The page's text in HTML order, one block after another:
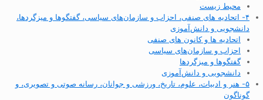
محیط زیست
۴- اتحادیه های صنفی، احزاب و سازمان‌های سیاسی، گفتگوها و میزگردها،
دانشجویی و دانش‌آموزی
اتحادیه ها و کانون های صنفی
احزاب و سازمان‌های سیاسی
گفتگوها و میزگردها
دانشجویی و دانش‌آموزی
۵- هنر و ادبیات، علوم، تاریخ، ورزشی و جوانان، رسانه صوتی و تصویری، و
گوناگون